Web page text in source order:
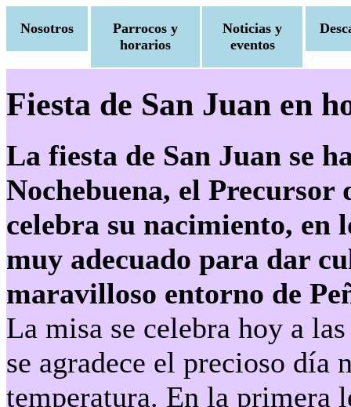
Nosotros
Parrocos y
horarios
Noticias y
eventos
Fiesta de San Juan en
La fiesta de San Juan se
Nochebuena, el Precursor
celebra su nacimiento, en
muy adecuado para dar
maravilloso entorno de
La misa se celebra hoy a
se agradece el precioso día
temperatura. En la primera